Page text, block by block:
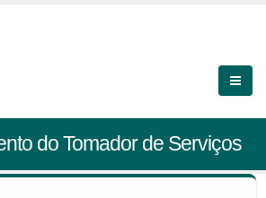
do Tomador de Serviços